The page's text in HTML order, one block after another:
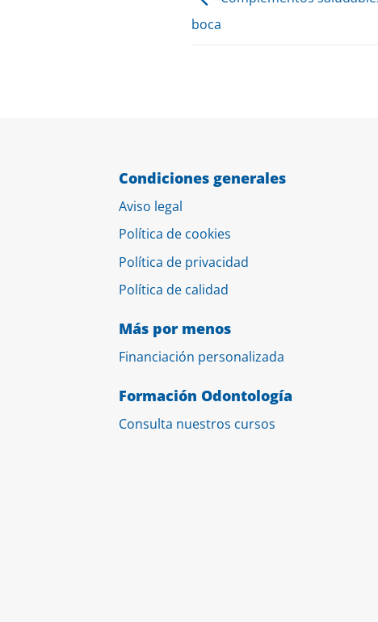
boca
Condiciones generales
Aviso legal
Política de cookies
Política de privacidad
Política de calidad
Más por menos
Financiación personalizada
Formación Odontología
Consulta nuestros cursos